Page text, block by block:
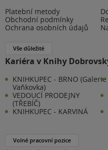
Platební metody
Obchodní podmínky
Ochrana osobních údajů
Vše důležité
Kariéra v Knihy
KNIHKUPEC - BRNO (Galerie
Vaňkovka)
VEDOUCÍ PRODEJNY
(TŘEBÍČ)
KNIHKUPEC - KARVINÁ
Volné pracovní pozice